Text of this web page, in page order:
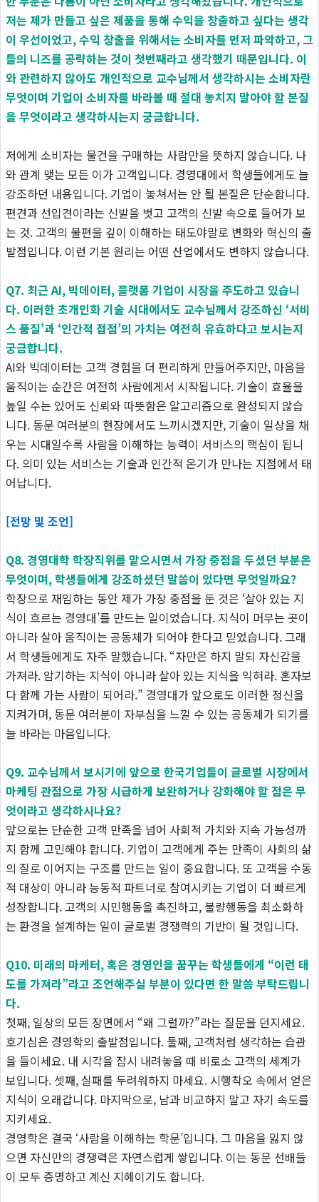
저는 제가 만들고 싶은 제품을 통해 수익을 창출하고 싶다는 생각
이 우선이었고, 수익 창출을 위해서는 소비자를 먼저 파악하고, 그
들의 니즈를 공략하는 것이 첫번째라고 생각했기 때문입니다. 이
와 관련하지 않아도 개인적으로 교수님께서 생각하시는 소비자란
무엇이며 기업이 소비자를 바라볼 때 절대 놓치지 말아야 할 본질
을 무엇이라고 생각하시는지 궁금합니다.
저에게 소비자는 물건을 구매하는 사람만을 뜻하지 않습니다. 나
와 관계 맺는 모든 이가 고객입니다. 경영대에서 학생들에게도 늘
강조하던 내용입니다. 기업이 놓쳐서는 안 될 본질은 단순합니다.
편견과 선입견이라는 신발을 벗고 고객의 신발 속으로 들어가 보
는 것. 고객의 불편을 깊이 이해하는 태도야말로 변화와 혁신의 출
발점입니다. 이런 기본 원리는 어떤 산업에서도 변하지 않습니다.
Q7. 최근 AI, 빅데이터, 플랫폼 기업이 시장을 주도하고 있습니
다. 이러한 초개인화 기술 시대에서도 교수님께서 강조하신 ‘서비
스 품질’과 ‘인간적 접점’의 가치는 여전히 유효하다고 보시는지
궁금합니다.
AI와 빅데이터는 고객 경험을 더 편리하게 만들어주지만, 마음을
움직이는 순간은 여전히 사람에게서 시작됩니다. 기술이 효율을
높일 수는 있어도 신뢰와 따뜻함은 알고리즘으로 완성되지 않습
니다. 동문 여러분의 현장에서도 느끼시겠지만, 기술이 일상을 채
우는 시대일수록 사람을 이해하는 능력이 서비스의 핵심이 됩니
다. 의미 있는 서비스는 기술과 인간적 온기가 만나는 지점에서 태
어납니다.
[전망 및 조언]
Q8. 경영대학 학장직위를 맡으시면서 가장 중점을 두셨던 부분은
무엇이며, 학생들에게 강조하셨던 말씀이 있다면 무엇일까요?
학장으로 재임하는 동안 제가 가장 중점을 둔 것은 ‘살아 있는 지
식이 흐르는 경영대’를 만드는 일이었습니다. 지식이 머무는 곳이
아니라 살아 움직이는 공동체가 되어야 한다고 믿었습니다. 그래
서 학생들에게도 자주 말했습니다. “자만은 하지 말되 자신감을
가져라. 암기하는 지식이 아니라 살아 있는 지식을 익혀라. 혼자보
다 함께 가는 사람이 되어라.” 경영대가 앞으로도 이러한 정신을
지켜가며, 동문 여러분이 자부심을 느낄 수 있는 공동체가 되기를
늘 바라는 마음입니다.
Q9. 교수님께서 보시기에 앞으로 한국기업들이 글로벌 시장에서
마케팅 관점으로 가장 시급하게 보완하거나 강화해야 할 점은 무
엇이라고 생각하시나요?
앞으로는 단순한 고객 만족을 넘어 사회적 가치와 지속 가능성까
지 함께 고민해야 합니다. 기업이 고객에게 주는 만족이 사회의 삶
의 질로 이어지는 구조를 만드는 일이 중요합니다. 또 고객을 수동
적 대상이 아니라 능동적 파트너로 참여시키는 기업이 더 빠르게
성장합니다. 고객의 시민행동을 촉진하고, 불량행동을 최소화하
는 환경을 설계하는 일이 글로벌 경쟁력의 기반이 될 것입니다.
Q10. 미래의 마케터, 혹은 경영인을 꿈꾸는 학생들에게 “이런 태
도를 가져라”라고 조언해주실 부분이 있다면 한 말씀 부탁드립니
다.
첫째, 일상의 모든 장면에서 “왜 그럴까?”라는 질문을 던지세요.
호기심은 경영학의 출발점입니다. 둘째, 고객처럼 생각하는 습관
을 들이세요. 내 시각을 잠시 내려놓을 때 비로소 고객의 세계가
보입니다. 셋째, 실패를 두려워하지 마세요. 시행착오 속에서 얻은
지식이 오래갑니다. 마지막으로, 남과 비교하지 말고 자기 속도를
지키세요.
경영학은 결국 ‘사람을 이해하는 학문’입니다. 그 마음을 잃지 않
으면 자신만의 경쟁력은 자연스럽게 쌓입니다. 이는 동문 선배들
이 모두 증명하고 계신 지혜이기도 합니다.